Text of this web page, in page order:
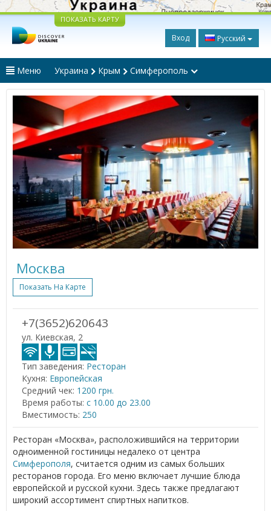
ПОКАЗАТЬ КАРТУ
Вход Русский
Меню Украина Крым Симферополь
Москва
Показать На Карте
+7(3652)620643
ул. Киевская, 2
Тип заведения: Ресторан
Кухня: Европейская
Средний чек: 1200 грн.
Время работы: с 10.00 до 23.00
Вместимость: 250
Ресторан «Москва», расположившийся на территории
одноименной гостиницы недалеко от центра
Симферополя, считается одним из самых больших
ресторанов города. Его меню включает лучшие блюда
европейской и русской кухни. Здесь также предлагают
широкий ассортимент спиртных напитков.